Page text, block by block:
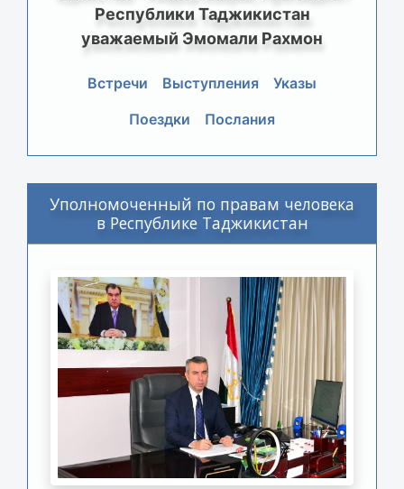
Республики Таджикистан
уважаемый Эмомали Рахмон
Встречи Выступления
Указы
Поездки
Послания
Уполномоченный по правам человека
в Республике Таджикистан